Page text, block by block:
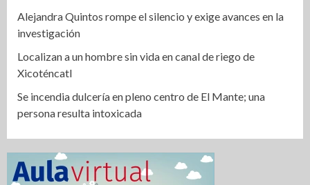
Alejandra Quintos rompe el silencio y exige avances en la
investigación
Localizan a un hombre sin vida en canal de riego de
Xicoténcatl
Se incendia dulcería en pleno centro de El Mante; una
persona resulta intoxicada